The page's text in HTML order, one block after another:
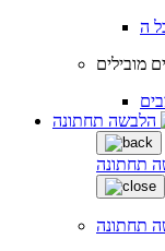
מובילים
תחתונה
תחתונה